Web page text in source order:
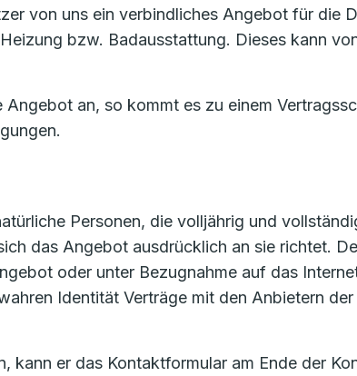
von uns ein verbindliches Angebot für die
bzw. Badausstattung. Dieses kann
an, so kommt es zu einem
Personen, die volljährig und
das Angebot ausdrücklich an sie richtet.
oder unter Bezugnahme auf das
Identität Verträge mit den Anbietern
kann er das Kontaktformular am Ende der